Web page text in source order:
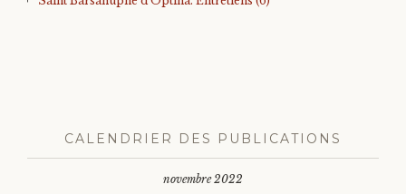
CALENDRIER DES PUBLICATIONS
novembre 2022